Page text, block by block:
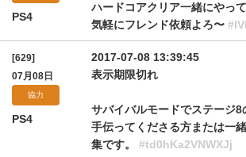
PS4
ハードコアクリア一緒にやっ
気軽にフレンド依頼よろ〜
[629]
07月08日
協力
PS4
2017-07-08 13:39:45
表示期限切れ
サバイバルモードでステージ
手伝ってくださる方または一
集です。 #td0hKa2VNWXJj